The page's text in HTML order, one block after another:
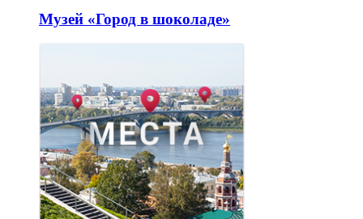
Музей «Город в шоколаде»